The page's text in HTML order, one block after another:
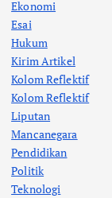
Ekonomi
Esai
Hukum
Kirim Artikel
Kolom Reflektif
Kolom Reflektif
Liputan
Mancanegara
Pendidikan
Politik
Teknologi